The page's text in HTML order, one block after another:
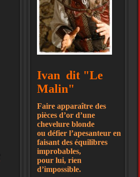
Ivan dit "Le
Malin"
Faire apparaître des
pièces d’or d’une
chevelure blonde
ou défier l’apesanteur en
faisant des équilibres
improbables,
pour lui, rien
d’impossible.